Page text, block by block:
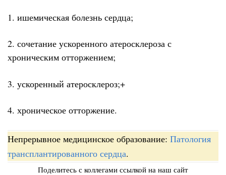
1. ишемическая болезнь сердца;
2. сочетание ускоренного атеросклероза с
хроническим отторжением;
3. ускоренный атеросклероз;+
4. хроническое отторжение.
Непрерывное медицинское образование: Патология
трансплантированного сердца.
Поделитесь с коллегами ссылкой на наш сайт